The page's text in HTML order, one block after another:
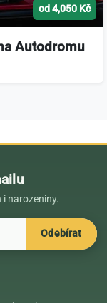
od 4,050 Kč
Autodromu
narozeniny.
Odebírat